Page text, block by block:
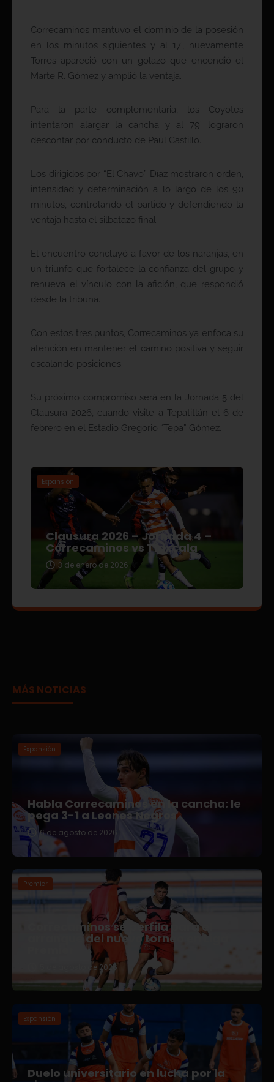
Correcaminos mantuvo el dominio de la posesión
en los minutos siguientes y al 17’, nuevamente
Torres apareció con un golazo que encendió el
Marte R. Gómez y amplió la ventaja.
Para la parte complementaria, los Coyotes
intentaron alargar la cancha y al 79’ lograron
descontar por conducto de Paul Castillo.
Los dirigidos por “El Chavo” Díaz mostraron orden,
intensidad y determinación a lo largo de los 90
minutos, controlando el partido y defendiendo la
ventaja hasta el silbatazo final.
El encuentro concluyó a favor de los naranjas, en
un triunfo que fortalece la confianza del grupo y
renueva el vínculo con la afición, que respondió
desde la tribuna.
Con estos tres puntos, Correcaminos ya enfoca su
atención en mantener el camino positiva y seguir
escalando posiciones.
Su próximo compromiso será en la Jornada 5 del
Clausura 2026, cuando visite a Tepatitlán el 6 de
febrero en el Estadio Gregorio “Tepa” Gómez.
Expansión
Clausura 2026 – Jornada 4 –
Correcaminos vs Tlaxcala
3 de enero de 2026
MÁS NOTICIAS
Expansión
Habla Correcaminos en la cancha: le
pega 3-1 a Leones Negros
6 de agosto de 2026
Premier
Correcaminos se perfila para el
arranque del nuevo torneo en Liga
5 de agosto de 2026
Expansión
Duelo universitario en lucha por la